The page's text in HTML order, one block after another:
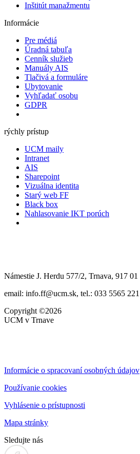
Inštitút manažmentu
Informácie
Pre médiá
Úradná tabuľa
Cenník služieb
Manuály AIS
Tlačivá a formuláre
Ubytovanie
Vyhľadať osobu
GDPR
rýchly prístup
UCM maily
Intranet
AIS
Sharepoint
Vizuálna identita
Starý web FF
Black box
Nahlasovanie IKT porúch
Námestie J. Herdu 577/2, Trnava, 917 01
email: info.ff@ucm.sk, tel.: 033 5565 221
Copyright ©2026
UCM v Trnave
Informácie o spracovaní osobných údajov
Používanie cookies
Vyhlásenie o prístupnosti
Mapa stránky
Sledujte nás